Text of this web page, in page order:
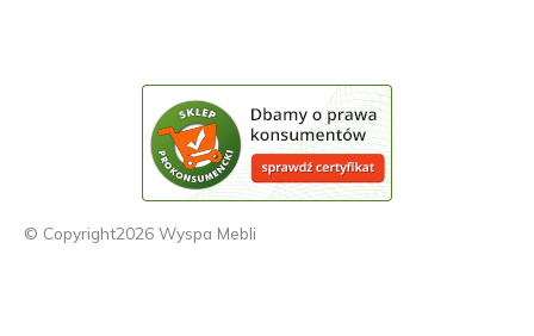
© Copyright2026 Wyspa Mebli